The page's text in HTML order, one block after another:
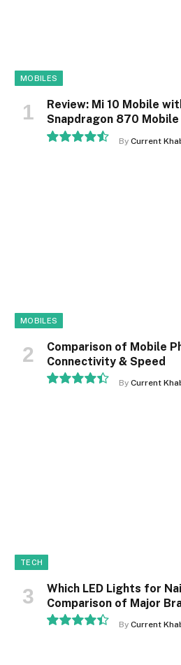
MOBILES
Review: Mi 10 Mobile
Snapdragon 870
By Current
MOBILES
Comparison of Mobile
Connectivity & Speed
By Current
TECH
Which LED Lights for
Comparison of Major
By Current